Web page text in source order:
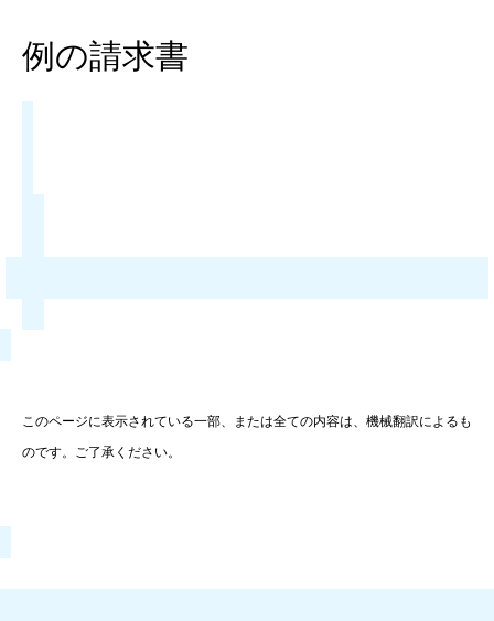
例の請求書
このページに表示されている一部、または全ての内容は、機械翻訳によるも
のです。ご了承ください。